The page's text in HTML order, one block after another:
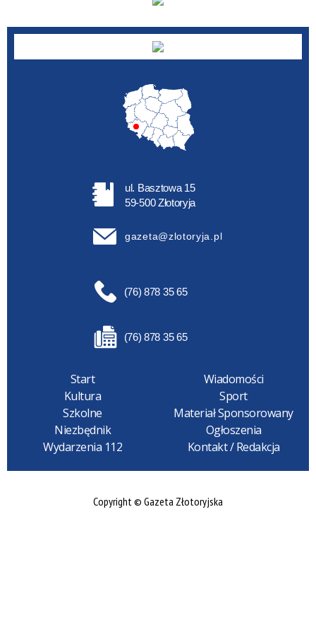
ul. Basztowa 15
59-500 Złotoryja
gazeta@zlotoryja.pl
(76) 878 35 65
(76) 878 35 65
Start
Wiadomości
Kultura
Sport
Szkolne
Materiał Sponsorowany
Niezbędnik
Ogłoszenia
Wydarzenia 112
Kontakt / Redakcja
Copyright © Gazeta Złotoryjska